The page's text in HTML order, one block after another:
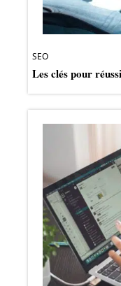
SEO
Les clés pour